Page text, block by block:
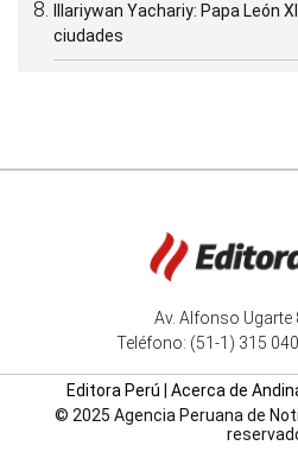
Illariywan Yachariy: Papa León
ciudades
Av. Alfonso Ugarte
Teléfono: (51-1) 315
Editora Perú Acerca de
© 2025 Agencia Peruana de